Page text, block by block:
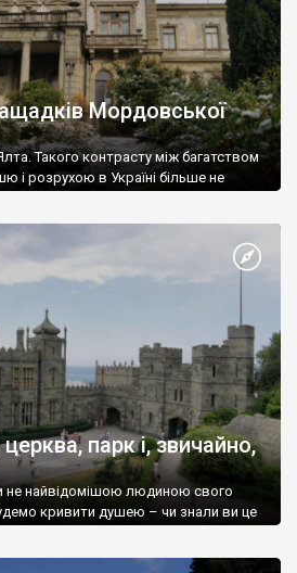
Мордовської
Такого контрасту між багатством
і розрухою в Україні більше не
парк і, звичайно,
не найвідомішою людиною свого
кривити душею – чи знали ви це